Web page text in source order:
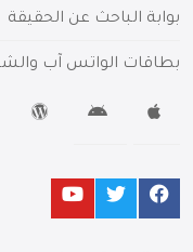
بوابة الباحث عن الحقيقة
بطاقات الواتس آب